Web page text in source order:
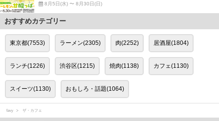
8月5日(水) 〜 8月30日(日)
おすすめカテゴリー
東京都(7553) ラーメン(2305) 肉(2252) 居酒屋(1804)
ランチ(1226) 渋谷区(1215) 焼肉(1138) カフェ(1130)
スイーツ(1130) おもしろ・話題(1064)
favy ザ・カフェ